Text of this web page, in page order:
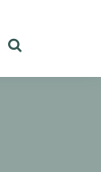
Wandelnet